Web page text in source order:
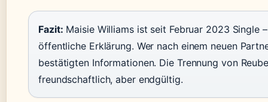
Fazit: Maisie Williams ist seit Februar 2023 Single
öffentliche Erklärung. Wer nach einem neuen
bestätigten Informationen. Die Trennung von
freundschaftlich, aber endgültig.